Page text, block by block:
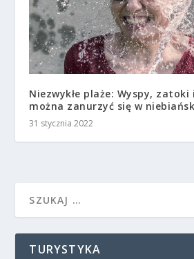
Niezwykłe plaże: Wyspy,
można zanurzyć się w
31 stycznia 2022
TURYSTYKA